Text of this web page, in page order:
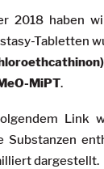
2018 haben
Tabletten
MiPT.
Link
Substanzen
dargestellt.